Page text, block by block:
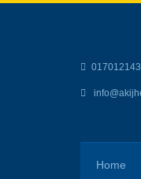
Home